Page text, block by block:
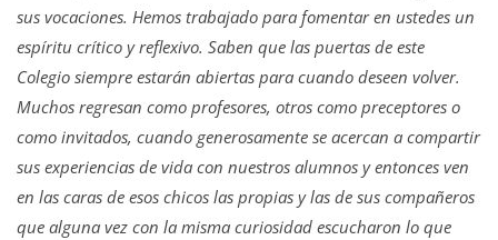
sus vocaciones. Hemos trabajado para fomentar en ustedes un
espíritu crítico y reflexivo. Saben que las puertas de este
Colegio siempre estarán abiertas para cuando deseen volver.
Muchos regresan como profesores, otros como preceptores o
como invitados, cuando generosamente se acercan a compartir
sus experiencias de vida con nuestros alumnos y entonces ven
en las caras de esos chicos las propias y las de sus compañeros
que alguna vez con la misma curiosidad escucharon lo que